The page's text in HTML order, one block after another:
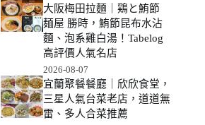
大阪梅田拉麵｜鶏と鮪節
麺屋 勝時，鮪節昆布水沾
麵、泡系雞白湯！Tabelog
高評價人氣名店
2026-08-07
宜蘭聚餐餐廳｜欣欣食堂，
三星人氣台菜老店，道道無
雷、多人合菜推薦